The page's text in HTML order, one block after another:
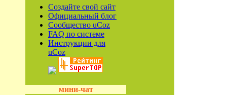
Создайте свой сайт
Официальный блог
Сообщество uCoz
FAQ по системе
Инструкции для
uCoz
мини-чат